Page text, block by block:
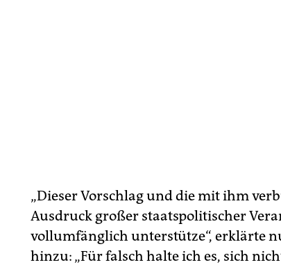
„Dieser Vorschlag und die mit ihm
Ausdruck großer staatspolitischer
vollumfänglich unterstütze“, erklärte
hinzu: „Für falsch halte ich es, sich